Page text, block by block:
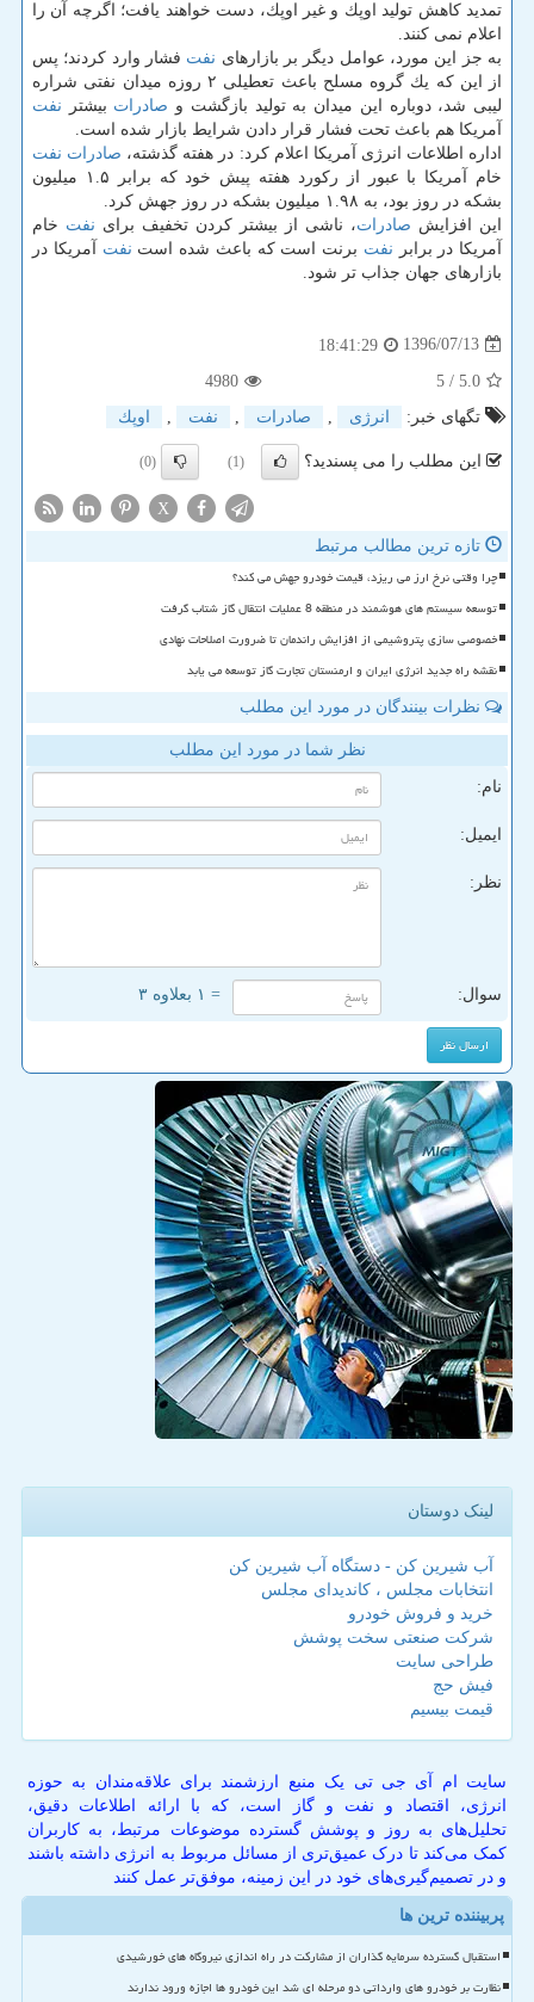
تمدید كاهش تولید اوپك و غیر اوپك، دست خواهند یافت؛ اگرچه آن را
اعلام نمی كنند.
به جز این مورد، عوامل دیگر بر بازارهای نفت فشار وارد كردند؛ پس
از این كه یك گروه مسلح باعث تعطیلی ۲ روزه میدان نفتی شراره
لیبی شد، دوباره این میدان به تولید بازگشت و صادرات بیشتر نفت
آمریكا هم باعث تحت فشار قرار دادن شرایط بازار شده است.
اداره اطلاعات انرژی آمریكا اعلام كرد: در هفته گذشته، صادرات نفت
خام آمریكا با عبور از ركورد هفته پیش خود كه برابر ۱.۵ میلیون
بشكه در روز بود، به ۱.۹۸ میلیون بشكه در روز جهش كرد.
این افزایش صادرات، ناشی از بیشتر كردن تخفیف برای نفت خام
آمریكا در برابر نفت برنت است كه باعث شده است نفت آمریكا در
بازارهای جهان جذاب تر شود.
1396/07/13
18:41:29
5.0
/ 5
4980
تگهای خبر:
انرژی , صادرات , نفت , اوپك
این مطلب را می پسندید؟ (1)
(0)
X
تازه ترین مطالب مرتبط
چرا وقتی نرخ ارز می ریزد، قیمت خودرو جهش می کند؟
توسعه سیستم های هوشمند در منطقه 8 عملیات انتقال گاز شتاب گرفت
خصوصی سازی پتروشیمی از افزایش راندمان تا ضرورت اصلاحات نهادی
نقشه راه جدید انرژی ایران و ارمنستان تجارت گاز توسعه می یابد
نظرات بینندگان در مورد این مطلب
نظر شما در مورد این مطلب
نام:
ایمیل:
نظر:
سوال: = ۱ بعلاوه ۳
لینک دوستان
آب شیرین کن - دستگاه آب شیرین کن
انتخابات مجلس ، کاندیدای مجلس
خرید و فروش خودرو
شرکت صنعتی سخت پوشش
طراحی سایت
فیش حج
قیمت بیسیم
سایت ام آی جی تی یک منبع ارزشمند برای علاقه‌مندان به حوزه
انرژی، اقتصاد و نفت و گاز است، که با ارائه اطلاعات دقیق،
تحلیل‌های به روز و پوشش گسترده موضوعات مرتبط، به کاربران
کمک می‌کند تا درک عمیق‌تری از مسائل مربوط به انرژی داشته باشند
و در تصمیم‌گیری‌های خود در این زمینه، موفق‌تر عمل کنند
پربیننده ترین ها
استقبال گسترده سرمایه گذاران از مشارکت در راه اندازی نیروگاه های خورشیدی
نظارت بر خودرو های وارداتی دو مرحله ای شد این خودرو ها اجازه ورود ندارند